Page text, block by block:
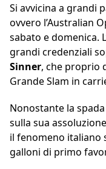
Si avvicina a grandi
ovvero l’Australian
sabato e domenica.
grandi credenziali
Sinner, che proprio
Grande Slam in
Nonostante la
sulla sua
il fenomeno italiano
galloni di primo